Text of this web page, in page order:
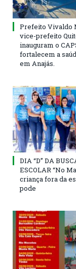
Prefeito Vivaldo
vice-prefeito
inauguram o
fortalecem a
em Anajás.
DIA “D” DA
ESCOLAR “No
criança fora da
pode